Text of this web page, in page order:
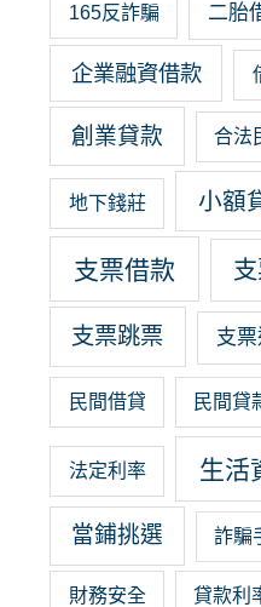
165反詐騙 二胎
企業融資借款
創業貸款 合法
地下錢莊 小額
支票借款
支票跳票 支
民間借貸 民間貸
法定利率 生活
當鋪挑選 詐騙
財務安全 貸款利